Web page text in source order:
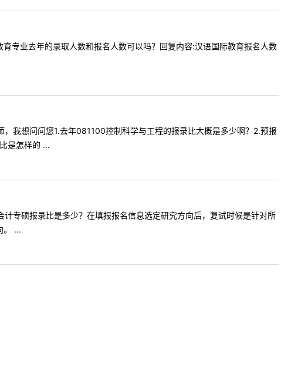
专业去年的录取人数和报名人数可以吗？回复内容:汉语国际教育报名人数
我想问问您1.去年081100控制科学与工程的报录比大概是多少啊？2.预报
是怎样的 ...
专硕报录比是多少？在填报报名信息选定研究方向后，复试时候是针对所
。 ...